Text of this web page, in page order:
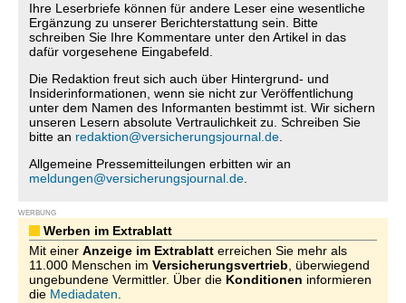
Ihre Leserbriefe können für andere Leser eine wesentliche
Ergänzung zu unserer Berichterstattung sein. Bitte
schreiben Sie Ihre Kommentare unter den Artikel in das
dafür vorgesehene Eingabefeld.
Die Redaktion freut sich auch über Hintergrund- und
Insiderinformationen, wenn sie nicht zur Veröffentlichung
unter dem Namen des Informanten bestimmt ist. Wir sichern
unseren Lesern absolute Vertraulichkeit zu. Schreiben Sie
bitte an redaktion@versicherungsjournal.de
Allgemeine Pressemitteilungen erbitten wir an
meldungen@versicherungsjournal.de
WERBUNG
Werben im Extrablatt
Mit einer Anzeige im Extrablatt erreichen Sie mehr als
11.000 Menschen im Versicherungsvertrieb , überwiegend
ungebundene Vermittler. Über die Konditionen informieren
die Mediadaten